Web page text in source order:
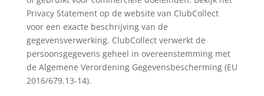
Privacy Statement op de website van ClubCollect
voor een exacte beschrijving van de
gegevensverwerking. ClubCollect verwerkt de
persoonsgegevens geheel in overeenstemming met
de Algemene Verordening Gegevensbescherming (EU
2016/679.13-14).